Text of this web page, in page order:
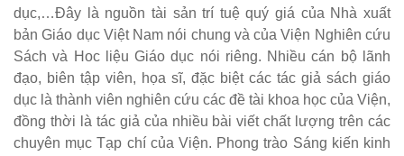
dục,…Đây là nguồn tài sản trí tuệ quý giá của Nhà xuất
bản Giáo dục Việt Nam nói chung và của Viện Nghiên cứu
Sách và Hoc liệu Giáo dục nói riêng. Nhiều cán bộ lãnh
đạo, biên tập viên, họa sĩ, đặc biệt các tác giả sách giáo
dục là thành viên nghiên cứu các đề tài khoa học của Viện,
đồng thời là tác giả của nhiều bài viết chất lượng trên các
chuyên mục Tạp chí của Viện. Phong trào Sáng kiến kinh